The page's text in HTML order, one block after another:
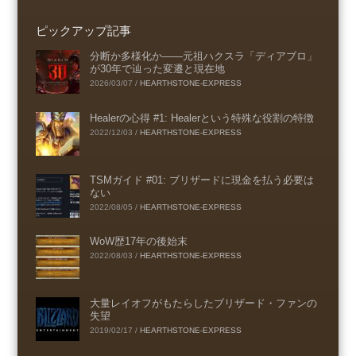
ピックアップ記事
分断か多様化か――元祖ハクスラ「ディアブロ」
が30年で辿った変遷と現在地
2026/03/07 / HEARTHSTONE-EXPRESS
Healerの心得 #1: Healerという特殊な役割の特徴
2022/12/03 / HEARTHSTONE-EXPRESS
TSMガイド #01: ブリザードに現金を払う必要は
ない
2022/08/05 / HEARTHSTONE-EXPRESS
WoW歴17年の後始末
2022/08/03 / HEARTHSTONE-EXPRESS
大量レイオフがもたらしたブリザード・ファンの
失望
2019/02/17 / HEARTHSTONE-EXPRESS